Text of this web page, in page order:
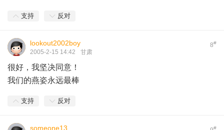
支持 反对
8#
lookout2002boy
2005-2-15 14:42 甘肃
很好，我坚决同意！
我们的燕姿永远最棒
支持 反对
#
someone13